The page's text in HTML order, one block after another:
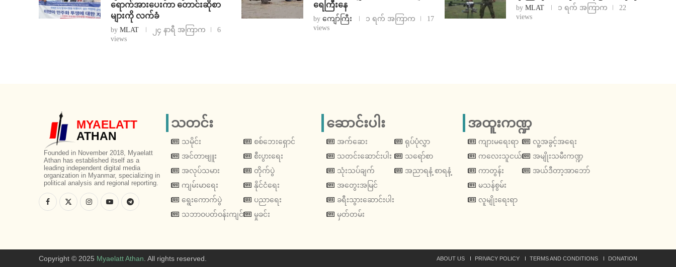
ရောက်အားပေးကာ တောင်းဆိုစာ
များကို လက်ခံ
by MLAT ၂၄ နာရီ အကြာက
6
views
ရေကြီးနေ
by ကျော်ကြီး ၁ ရက် အကြာက
17
views
byMLAT ၁ ရက် အကြာက
22
views
MYAELATT
ATHAN
Founded in November 2018, Myaelatt
Athan has established itself as a
leading independent digital media
organization in Myanmar, specializing in
political analysis and regional reporting.
သတင်း
သမိုင်း
အင်တာဗျူး
အလုပ်သမား
ကျမ်းမာရေး
ရွေးကောက်ပွဲ
သဘာဝပတ်ဝန်းကျင်
စစ်ဘေးရှောင်
စီးပွားရေး
တိုက်ပွဲ
နိုင်ငံရေး
ပညာရေး
မှုခင်း
ဆောင်းပါး
အက်ဆေး
သတင်းဆောင်းပါး
သုံးသပ်ချက်
အတွေးအမြင်
ခရီးသွားဆောင်းပါး
မှတ်တမ်း
ရုပ်ပုံလွှာ
သရော်စာ
အညာရနံ့ စာရနံ့
အထူးကဏ္ဍ
ကျားမရေးရာ
ကလေးသူငယ်
ကာတွန်း
မသန်စွမ်း
လူမျိုးရေးရာ
လူ့အခွင့်အရေး
အမျိုးသမီးကဏ္ဍ
အယ်ဒီတာ့အာဘော်
Copyright © 2025 Myaelatt Athan . All rights reserved. ABOUT US PRIVACY POLICY TERMS AND CONDITIONS DONATION